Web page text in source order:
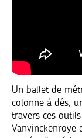
Un ballet de
colonne à dés,
travers ces
Vanvinckenroye